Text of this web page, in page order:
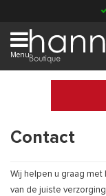
Menu
Contact
Wij helpen u graag
van de juiste